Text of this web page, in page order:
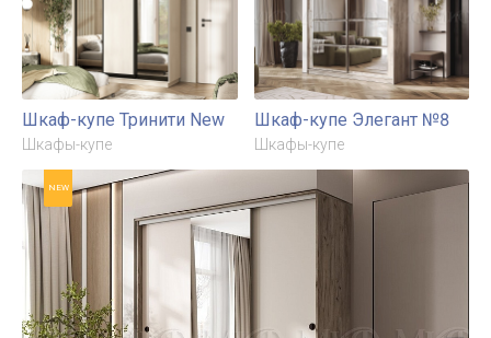
NEW
Шкаф-купе Тринити New
Шкафы-купе
Шкаф-купе Элегант №8
Шкафы-купе